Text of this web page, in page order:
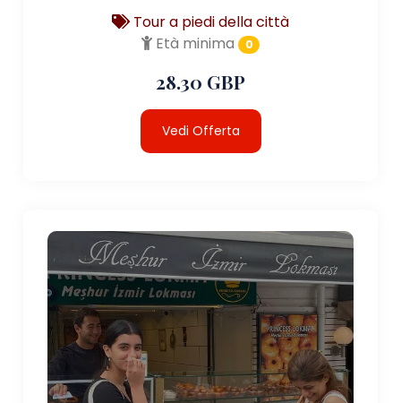
Tour a piedi della città
Età minima
0
28.30 GBP
Vedi Offerta